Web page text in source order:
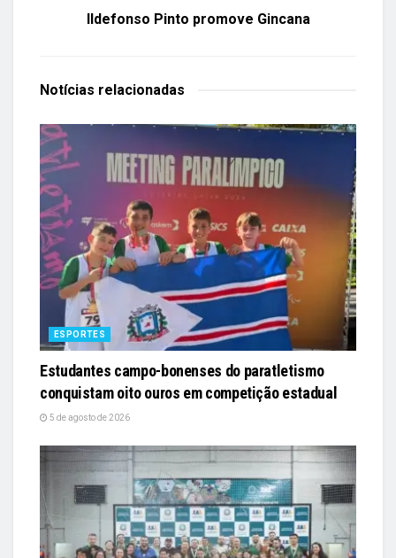
Ildefonso Pinto promove Gincana
Notícias relacionadas
ESPORTES
Estudantes campo-bonenses do paratletismo
conquistam oito ouros em competição estadual
5 de agosto de 2026